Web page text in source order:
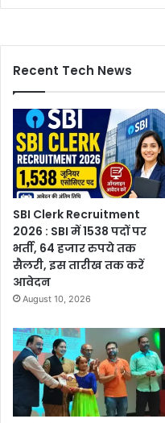
Recent Tech News
SBI Clerk Recruitment
2026 : SBI में 1538 पदों पर
भर्ती, 64 हजार रुपये तक
सैलरी, इस तारीख तक करें
आवेदन
August 10, 2026